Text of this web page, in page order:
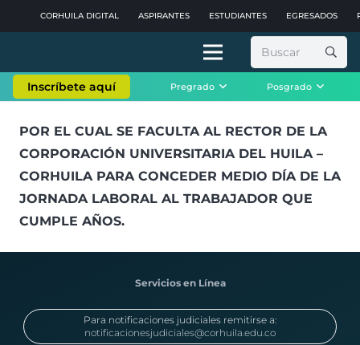
CORHUILA DIGITAL ASPIRANTES ESTUDIANTES EGRESADOS
Buscar:
Inscríbete aquí Pregrado Posgrado
POR EL CUAL SE FACULTA AL RECTOR DE LA
CORPORACIÓN UNIVERSITARIA DEL HUILA –
CORHUILA PARA CONCEDER MEDIO DÍA DE LA
JORNADA LABORAL AL TRABAJADOR QUE
CUMPLE AÑOS.
Servicios en Línea
Para notificaciones judiciales remitirse a:
notificacionesjudiciales@corhuila.edu.co